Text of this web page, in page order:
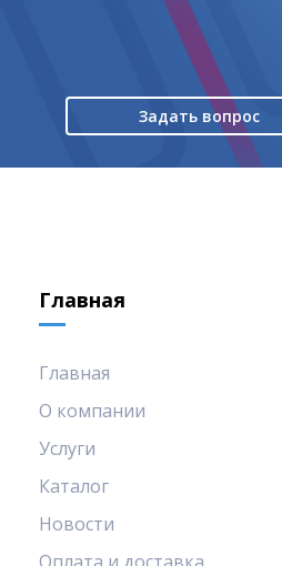
Задать вопрос
Главная
Главная
О компании
Услуги
Каталог
Новости